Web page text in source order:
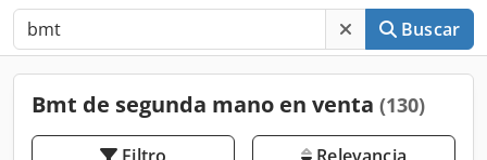
Buscar
Bmt de segunda mano en venta (130)